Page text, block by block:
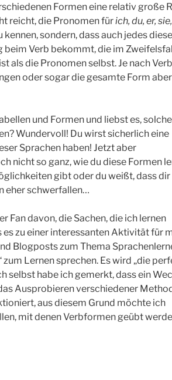
Formen eine relativ große
reicht, die Pronomen fürich, du, er,
kennen, sondern, dass auch jedes
beim Verb bekommt, die im
als die Pronomen selbst. Je nach Verb
oder sogar die gesamte Form aber
und Formen und liebst es, solche
Wundervoll! Du wirst sicherlich eine
Sprachen haben! Jetzt aber
nicht so ganz, wie du diese Formen
gibt oder du weißt, dass dir
eher schwerfallen…
Fan davon, die Sachen, die ich lernen
es zu einer interessanten Aktivität für
Blogposts zum Thema
zum Lernen sprechen. Es wird „die
selbst habe ich gemerkt, dass ein
Ausprobieren verschiedener
aus diesem Grund möchte ich
mit denen Verbformen geübt